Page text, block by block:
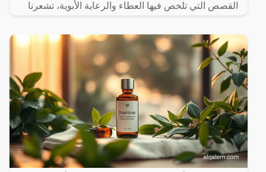
القصص التي تلخص فيها العطاء والرعاية الأبوية، تشعرنا